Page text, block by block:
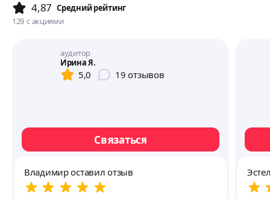
4,87 Cредний рейтинг
129 с акциями
аудитор
Ирина Я.
5,0 19 отзывов
Связаться
Владимир оставил отзыв